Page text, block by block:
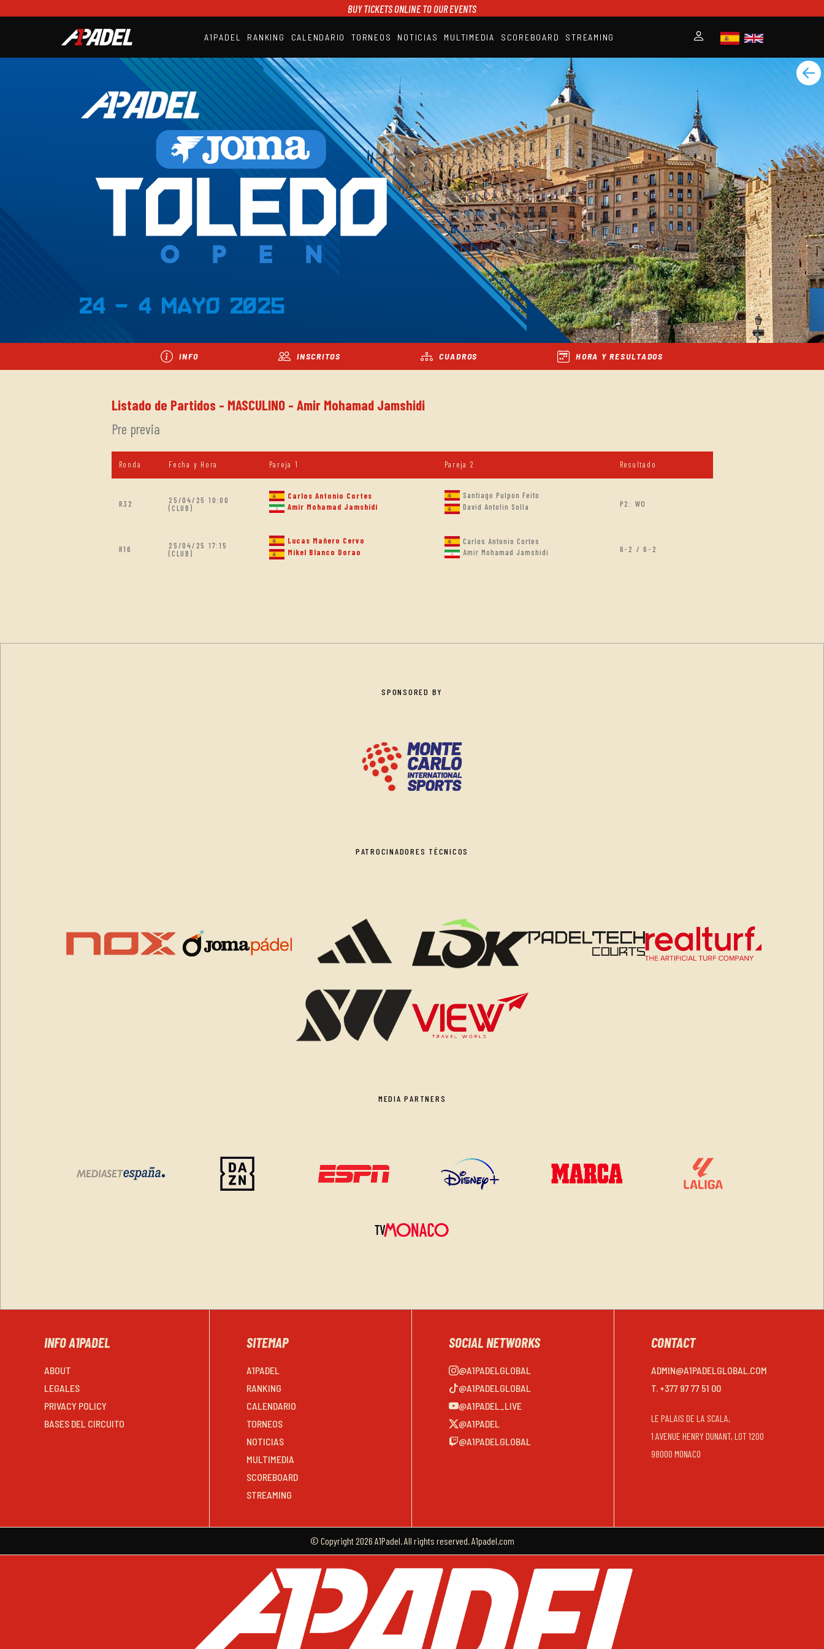
BUY TICKETS ONLINE TO OUR EVENTS
A1PADEL RANKING CALENDARIO TORNEOS NOTICIAS MULTIMEDIA SCOREBOARD STREAMING
CALENDARIO
TORNEOS
NOTICIAS
MULTIMEDIA
SCOREBOARD
STREAMING
24 - 4 Mayo 2025
INFO INSCRITOS CUADROS HORA Y RESULTADOS
Listado de Partidos - MASCULINO - Amir Mohamad Jamshidi
Pre previa
Ronda Fecha y Hora Pareja 1 Pareja 2 Resultado
R32
25/04/25 10:00
(CLUB)
Carlos Antonio Cortes
Amir Mohamad Jamshidi
Santiago Pulpon Feito
David Antolin Solla
P2: WO
R16
25/04/25 17:15
(CLUB)
Lucas Mañero Cervo
Mikel Blanco Dorao
Carlos Antonio Cortes
Amir Mohamad Jamshidi
6-2 / 6-2
SPONSORED BY
PATROCINADORES TÉCNICOS
MEDIA PARTNERS
INFO A1PADEL
ABOUT
LEGALES
PRIVACY POLICY
BASES DEL CIRCUITO
SITEMAP
A1PADEL
RANKING
CALENDARIO
TORNEOS
NOTICIAS
MULTIMEDIA
SCOREBOARD
STREAMING
SOCIAL NETWORKS
@A1PADELGLOBAL
@A1PADELGLOBAL
@A1PADEL_LIVE
@A1PADEL
@A1PADELGLOBAL
CONTACT
ADMIN@A1PADELGLOBAL.COM
T. +377 97 77 51 00
LE PALAIS DE LA SCALA,
1 AVENUE HENRY DUNANT, LOT 1200
98000 MONACO
© Copyright 2026 A1Padel. All rights reserved. A1padel.com